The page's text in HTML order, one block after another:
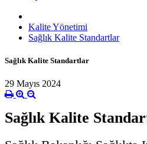
Kalite Yönetimi
Sağlık Kalite Standartlar
Sağlık Kalite Standartlar
29 Mayıs 2024
Sağlık Kalite